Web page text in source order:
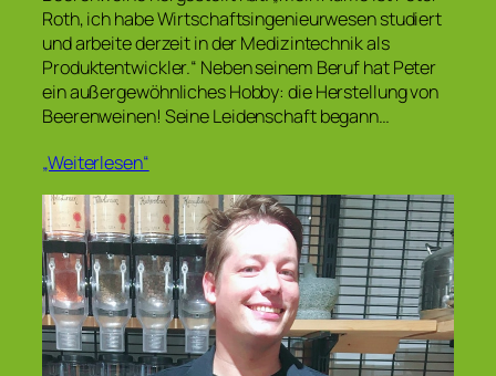
Roth, ich habe Wirtschaftsingenieurwesen studiert
und arbeite derzeit in der Medizintechnik als
Produktentwickler.“ Neben seinem Beruf hat Peter
ein außergewöhnliches Hobby: die Herstellung von
Beerenweinen! Seine Leidenschaft begann…
„Weiterlesen“